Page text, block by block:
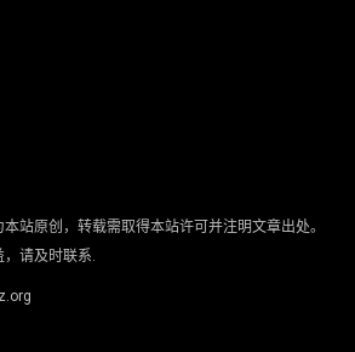
站原创，转载需取得本站许可并注明文章出处。
请及时联系.